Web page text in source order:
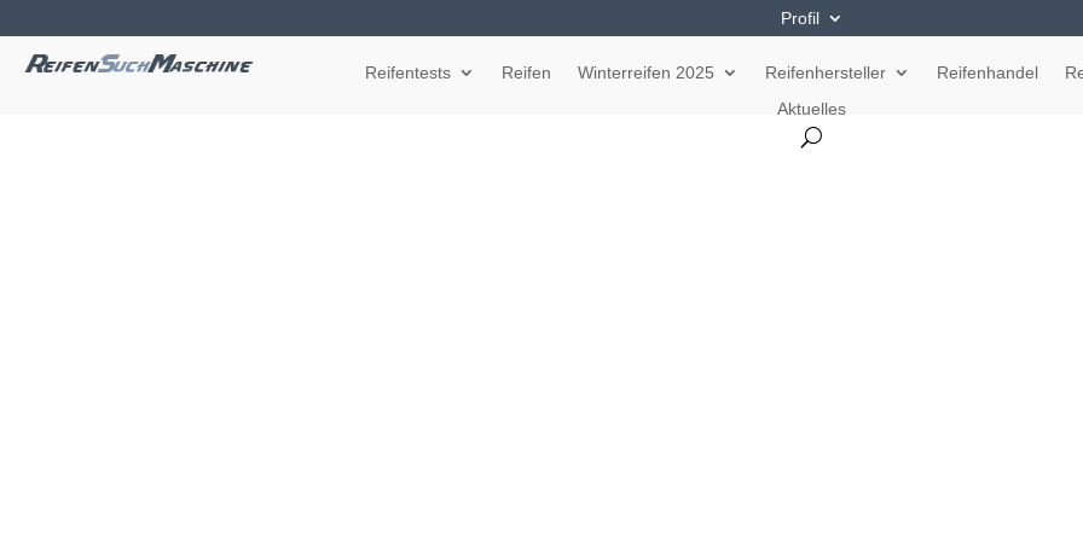
Profil
Reifentests Reifen Winterreifen 2025 Reifenhersteller Reifenhandel
Aktuelles